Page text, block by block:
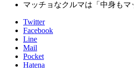
マッチョなクルマは「中身もマ
Twitter
Facebook
Line
Mail
Pocket
Hatena